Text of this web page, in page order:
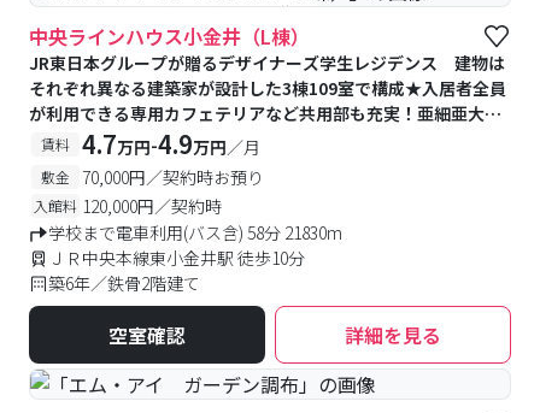
#食事付き #予約受付中 #空室待ち
中央ラインハウス小金井（L棟）
JR東日本グループが贈るデザイナーズ学生レジデンス 建物は
それぞれ異なる建築家が設計した3棟109室で構成★入居者全員
が利用できる専用カフェテリアなど共用部も充実！亜細亜大学
提携寮
賃料 4.7万円-4.9万円／月
敷金 70,000円／契約時お預り
入館料 120,000円／契約時
学校まで電車利用(バス含) 58分 21830m
ＪＲ中央本線東小金井駅 徒歩10分
築6年／鉄骨2階建て
空室確認 詳細を見る